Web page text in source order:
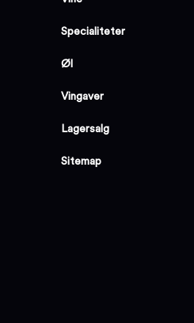
Specialiteter
Øl
Vingaver
Lagersalg
Sitemap